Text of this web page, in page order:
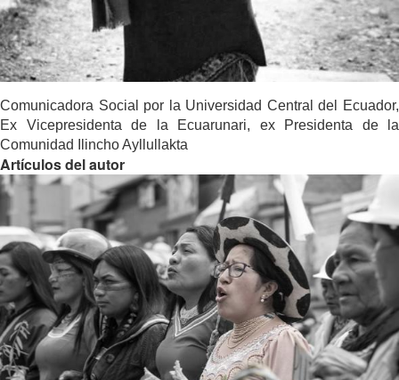
Comunicadora Social por la Universidad Central del Ecuador,
Ex Vicepresidenta de la Ecuarunari, ex Presidenta de la
Comunidad Ilincho Ayllullakta
Artículos del autor